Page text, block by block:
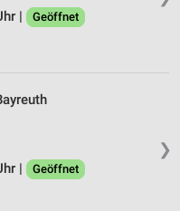
|
Geöffnet
❯
|
Geöffnet